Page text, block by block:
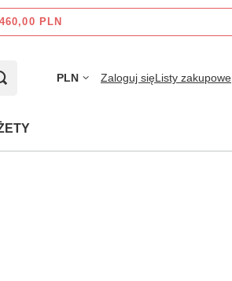
PLN
PLN Zaloguj sięListy zakupowe